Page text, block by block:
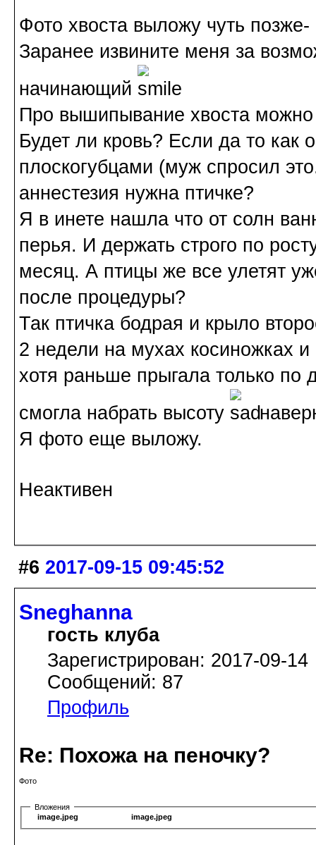
Фото хвоста выложу чуть
Заранее извините меня за
начинающий
Про вышипывание хвоста можно
Будет ли кровь? Если да то
плоскогубцами (муж спросил
аннестезия нужна птичке?
Я в инете нашла что от солн
перья. И держать строго по
месяц. А птицы же все улетят
после процедуры?
Так птичка бодрая и крыло
2 недели на мухах косиножках
хотя раньше прыгала только по
смогла набрать высоту
Я фото еще выложу.
Неактивен
#6 2017-09-15 09:45:52
Sneghanna
гость клуба
Зарегистрирован: 2017-09-14
Сообщений: 87
Профиль
Re: Похожа на пеночку?
Фото
Вложения
image.jpeg
image.jpeg